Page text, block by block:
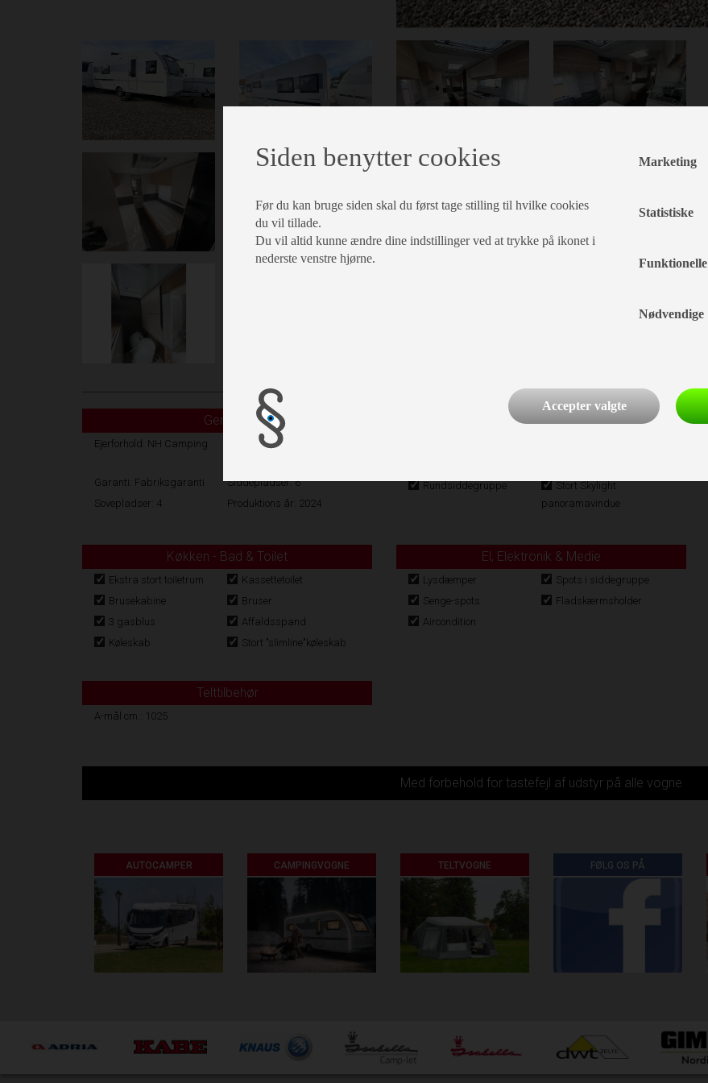
Generelt
Ejerforhold: NH Camping
Garanti: Fabriksgaranti
Siddepladser: 6
Sovepladser: 4
Produktions år: 2024
Indretning
Rundsiddegruppe
Stort Skylight
panoramavindue
Køkken - Bad & Toilet
Ekstra stort toiletrum
Kassettetoilet
Brusekabine
Bruser
3 gasblus
Affaldsspand
Køleskab
Stort "slimline"køleskab
El, Elektronik & Medie
Lysdæmper
Spots i siddegruppe
Senge-spots
Fladskærmsholder
Aircondition
Telttilbehør
A-mål cm.: 1025
Med forbehold for tastefejl af udstyr på alle vogne
AUTOCAMPER CAMPINGVOGNE TELTVOGNE FØLG OS PÅ
Siden benytter cookies
Før du kan bruge siden skal du først tage stilling til hvilke cookies
du vil tillade.
Du vil altid kunne ændre dine indstillinger ved at trykke på ikonet i
nederste venstre hjørne.
Marketing
Statistiske
Funktionelle
Nødvendige
Accepter valgte